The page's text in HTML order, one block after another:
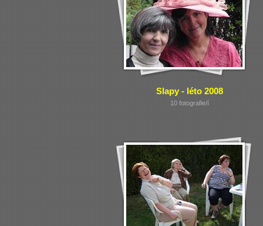
Slapy - léto 2008
10 fotografie/í